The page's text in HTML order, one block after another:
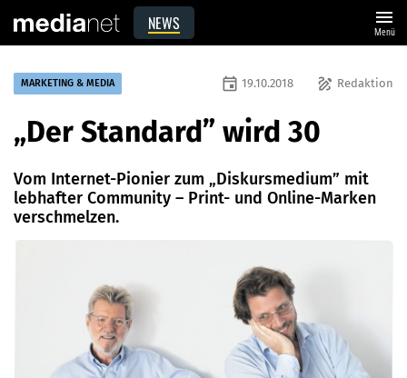
NEWS menu
Menü
MARKETING & MEDIA draw Redaktion
event 19.10.2018
„Der Standard” wird 30
Vom Internet-Pionier zum „Diskursmedium” mit
lebhafter ­Community – Print- und Online-Marken
verschmelzen.